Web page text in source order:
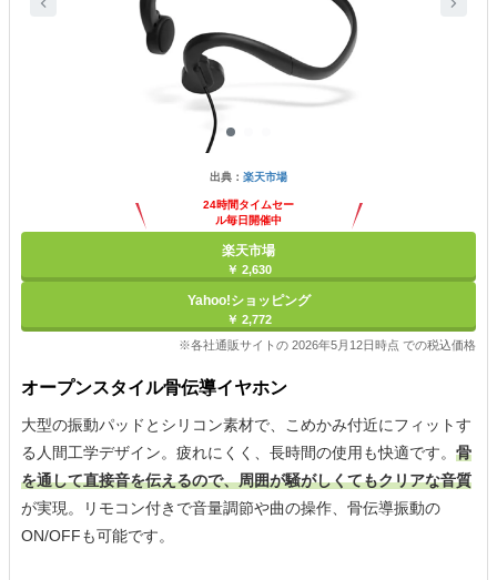
出典： 楽天市場
24時間タイムセー
ル毎日開催中
楽天市場
￥ 2,630
Yahoo!ショッピング
￥ 2,772
※各社通販サイトの 2026年5月12日時点 での税込価格
オープンスタイル骨伝導イヤホン
大型の振動パッドとシリコン素材で、こめかみ付近にフィットす
る人間工学デザイン。疲れにくく、長時間の使用も快適です。 骨
を通して直接音を伝えるので、周囲が騒がしくてもクリアな音質
が実現。リモコン付きで音量調節や曲の操作、骨伝導振動の
ON/OFFも可能です。